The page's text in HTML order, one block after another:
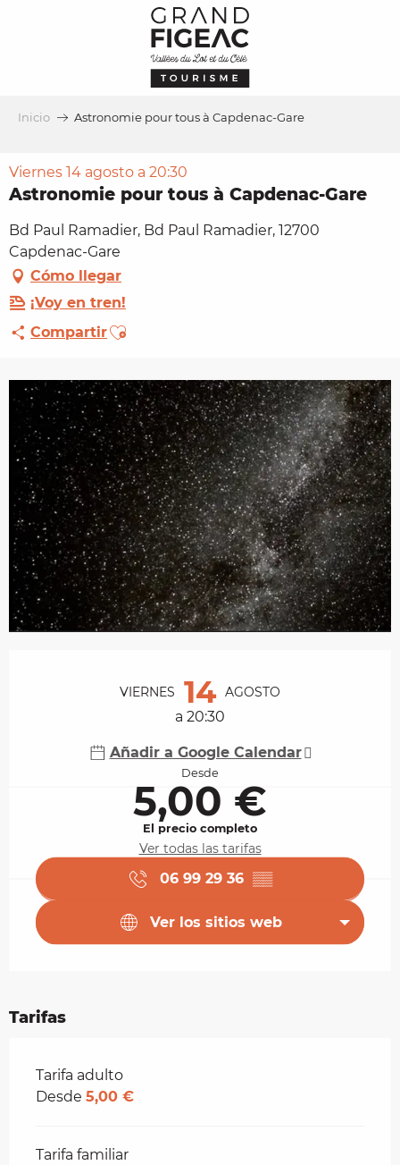
Inicio Astronomie pour tous à Capdenac-Gare
Viernes 14 agosto a 20:30
Astronomie pour tous à Capdenac-Gare
Bd Paul Ramadier, Bd Paul Ramadier, 12700
Capdenac-Gare
Cómo llegar
¡Voy en tren!
CompartirAjouter aux favoris
VIERNES 14 AGOSTO
a 20:30
Añadir a Google Calendar
Desde
5,00 €
El precio completo
Ver todas las tarifas
06 99 29 36 ▒▒
Ver los sitios web
Tarifas
Tarifas 2026
Tarifa adulto
Desde 5,00 €
Tarifa familiar